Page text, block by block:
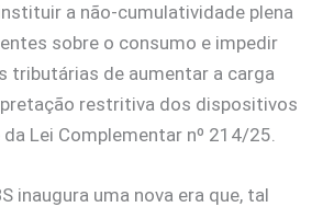
a não-cumulatividade plena
sobre o consumo e impedir
tributárias de aumentar a carga
restritiva dos dispositivos
Lei Complementar nº 214/25.
inaugura uma nova era que, tal